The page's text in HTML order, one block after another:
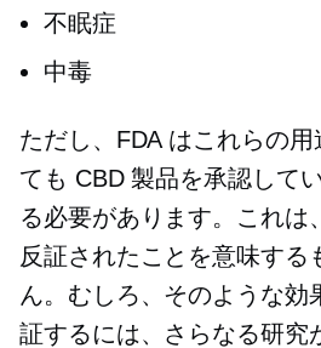
不眠症
中毒
ただし、FDA はこれらの
ても CBD 製品を承認して
る必要があります。これは
反証されたことを意味する
ん。むしろ、そのような効
証するには、さらなる研究